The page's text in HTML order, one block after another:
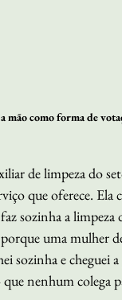
mão como forma de
de limpeza do
que oferece.
sozinha a
uma mulher
sozinha e cheguei
nenhum colega